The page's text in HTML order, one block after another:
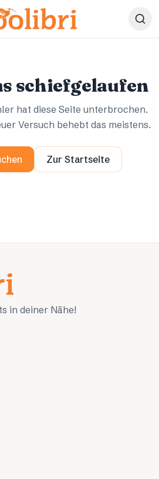
schiefgelaufen
hat diese Seite unterbrochen.
Versuch behebt das meistens.
Zur Startseite
in deiner Nähe!